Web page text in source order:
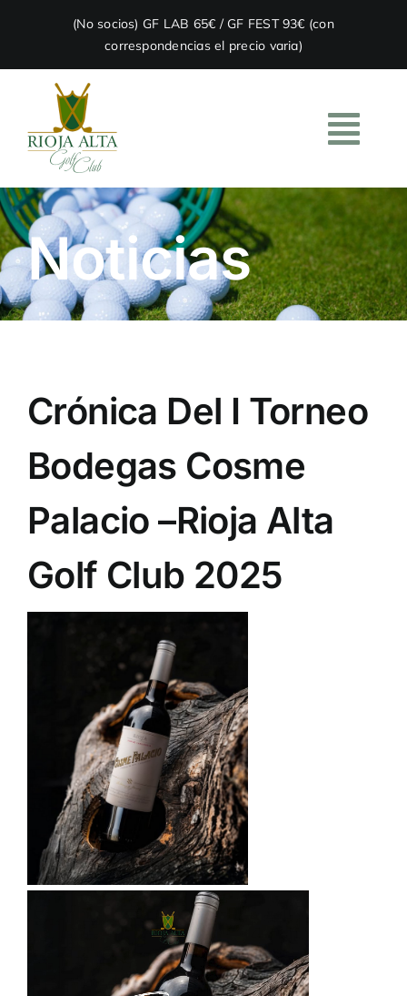
(No socios) GF LAB 65€ / GF FEST 93€ (con
correspondencias el precio varia)
HOME
EL CLUB
ACADEMIA
HAZTE SOCIO
OFERTAS
Noticias
Crónica Del I Torneo
Bodegas Cosme
Palacio –Rioja Alta
Golf Club 2025